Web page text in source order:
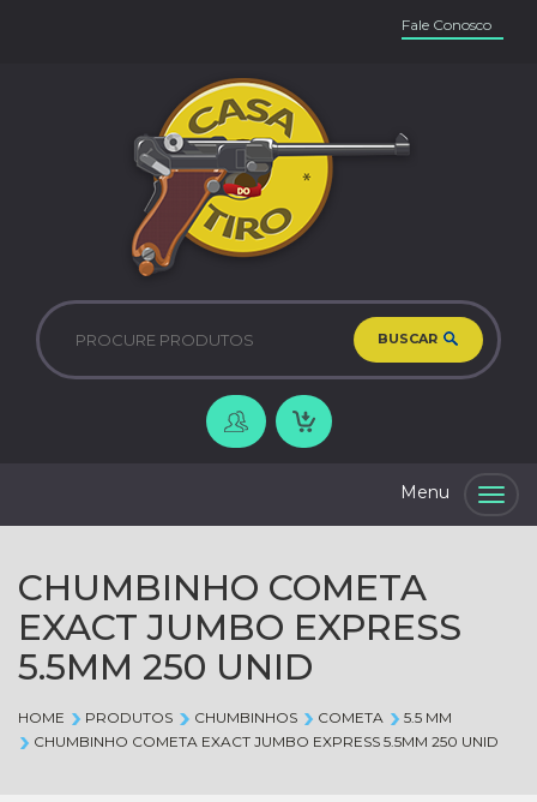
Fale Conosco
BUSCAR
CHUMBINHO COMETA
EXACT JUMBO EXPRESS
5.5MM 250 UNID
HOME PRODUTOS CHUMBINHOS COMETA
5.5 MM
CHUMBINHO COMETA EXACT JUMBO EXPRESS 5.5MM 250 UNID